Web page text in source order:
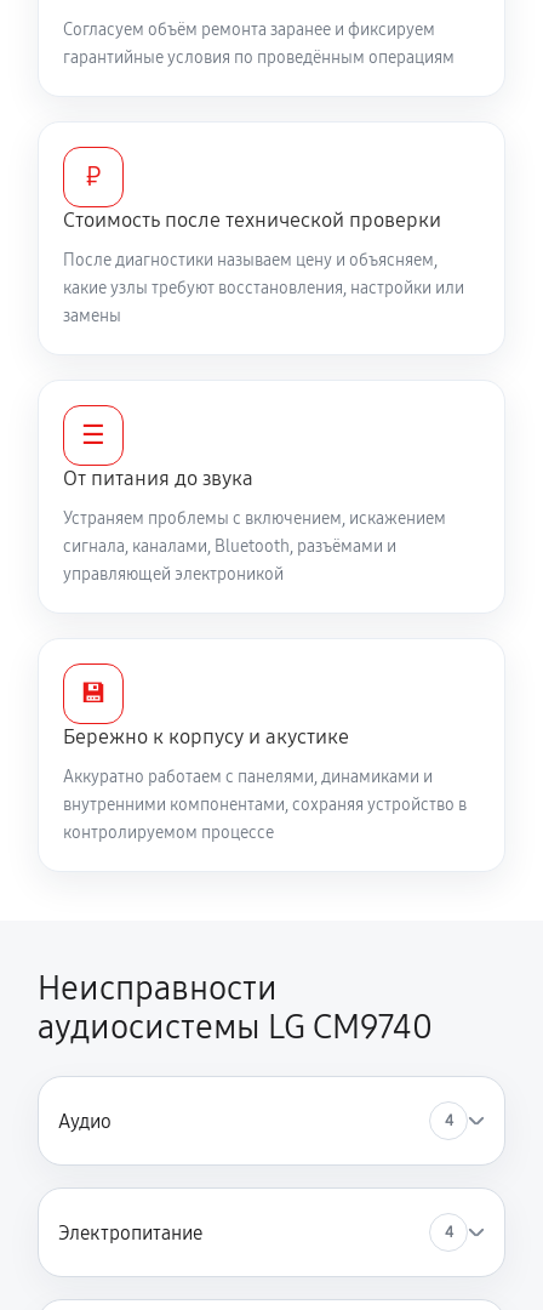
Согласуем объём ремонта заранее и фиксируем
гарантийные условия по проведённым операциям
₽
Стоимость после технической проверки
После диагностики называем цену и объясняем,
какие узлы требуют восстановления, настройки или
замены
☰
От питания до звука
Устраняем проблемы с включением, искажением
сигнала, каналами, Bluetooth, разъёмами и
управляющей электроникой
💾
Бережно к корпусу и акустике
Аккуратно работаем с панелями, динамиками и
внутренними компонентами, сохраняя устройство в
контролируемом процессе
Неисправности
аудиосистемы LG CM9740
Аудио 4
Электропитание 4